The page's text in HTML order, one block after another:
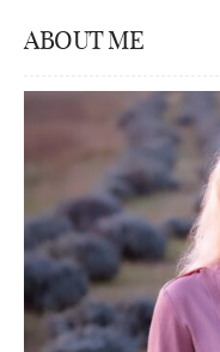
ABOUT ME